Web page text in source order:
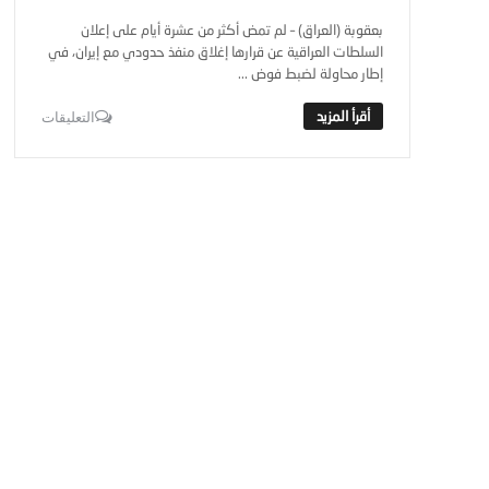
بعقوبة (العراق) – لم تمض أكثر من عشرة أيام على إعلان
السلطات العراقية عن قرارها إغلاق منفذ حدودي مع إيران، في
إطار محاولة لضبط فوض ...
التعليقات